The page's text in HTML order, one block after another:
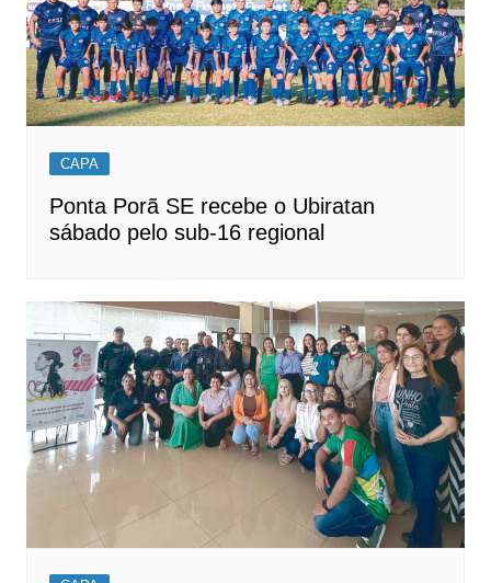
CAPA
Ponta Porã SE recebe o Ubiratan
sábado pelo sub-16 regional